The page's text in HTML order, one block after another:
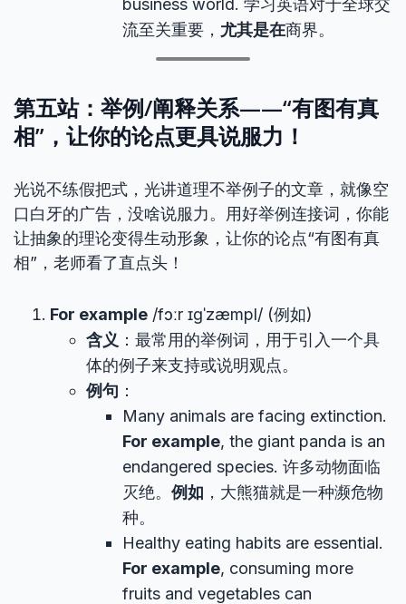
business world. 学习英语对于全球交
流至关重要， 尤其是在商界。
第五站：举例/阐释关系——“有图有真
相”，让你的论点更具说服力！
光说不练假把式，光讲道理不举例子的文章，就像空
口白牙的广告，没啥说服力。用好举例连接词，你能
让抽象的理论变得生动形象，让你的论点“有图有真
相”，老师看了直点头！
For example /fɔːr ɪɡˈzæmpl/ (例如)
含义 ：最常用的举例词，用于引入一个具
体的例子来支持或说明观点。
例句 ：
Many animals are facing extinction.
For example, the giant panda is an
endangered species. 许多动物面临
灭绝。 例如 ，大熊猫就是一种濒危物
种。
Healthy eating habits are essential.
For example, consuming more
fruits and vegetables can